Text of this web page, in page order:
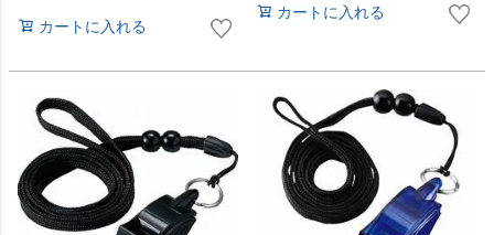
カートに入れる
カートに入れる